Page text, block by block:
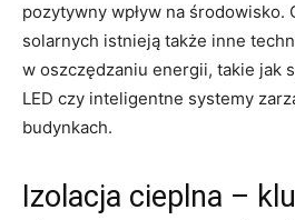
pozytywny wpływ na ​środowisko.
⁢solarnych istnieją także inne
w oszczędzaniu energii, takie​ jak
LED czy inteligentne systemy
budynkach.
Izolacja cieplna –